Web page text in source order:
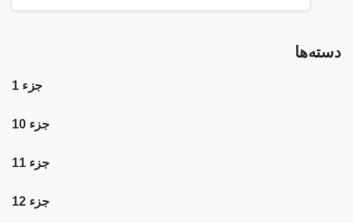
دسته‌ها
جزء 1
جزء 10
جزء 11
جزء 12